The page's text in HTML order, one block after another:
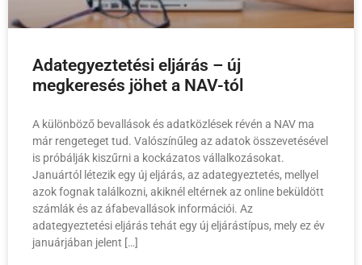
Adategyeztetési eljárás – új
megkeresés jöhet a NAV-tól
A különböző bevallások és adatközlések révén a NAV ma
már rengeteget tud. Valószínűleg az adatok összevetésével
is próbálják kiszűrni a kockázatos vállalkozásokat.
Januártól létezik egy új eljárás, az adategyeztetés, mellyel
azok fognak találkozni, akiknél eltérnek az online beküldött
számlák és az áfabevallások információi. Az
adategyeztetési eljárás tehát egy új eljárástípus, mely ez év
januárjában jelent […]